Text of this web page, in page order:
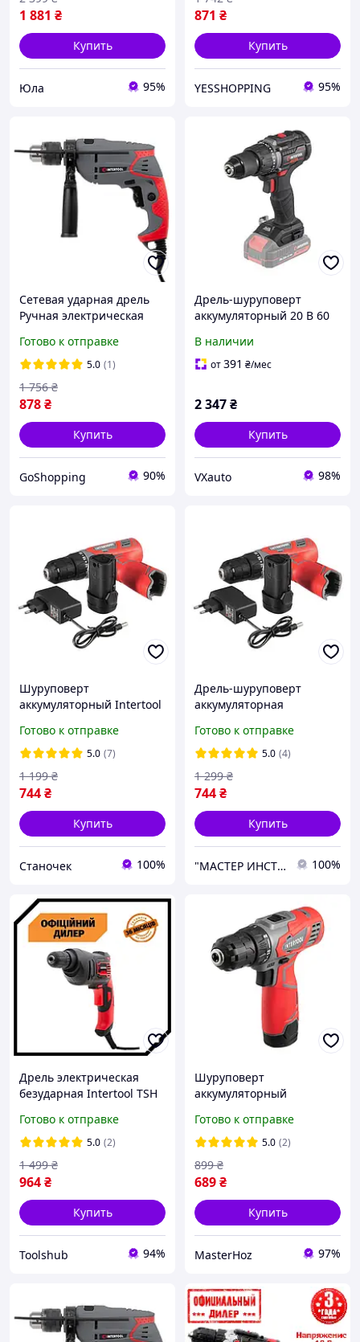
1 881 ₴
Купить
Юла 95%
871 ₴
Купить
YESSHOPPING 95%
Сетевая ударная дрель
Ручная электрическая
ударные дрели модель
Intertool dt-0107 550вт
Готово к отправке
5.0 (1)
878₴
1 756 ₴
Купить
GoShopping 90%
Дрель-шуруповерт
аккумуляторный 20 В 60
Intertool (с безщет.
двигателем,без ЗУ и АКБ)
В наличии
от391 ₴/мес
2 347₴
Купить
VXauto 98%
Шуруповерт
аккумуляторный Intertool
Готово к отправке
5.0 (7)
744₴
1 199 ₴
Купить
Станочек 100%
Дрель-шуруповерт
аккумуляторная
Готово к отправке
5.0 (4)
744₴
1 299 ₴
Купить
"МАСТЕР ИНСТРУМЕНТ" - мастер в области инструмента 100%
Дрель электрическая
безударная Intertool TSH
Готово к отправке
5.0 (2)
964₴
1 499 ₴
Купить
Toolshub 94%
Шуруповерт
аккумуляторный
Ion, 12В, 30 Нм, 1
аккумулятор 1,3 Ач,
быстрозажимной патрон
Готово к отправке
5.0 (2)
689₴
899 ₴
Купить
MasterHoz 97%